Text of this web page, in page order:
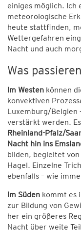
einiges möglich. Ich
meteorologische
heute stattfinden,
Wettergefahren
Nacht und auch
Was
Im Westen können
konvektiven
Luxemburg/Belgien
verstärkt werden.
Rheinland-Pfalz/
Nacht hin ins
bilden, begleitet
Hagel. Einzelne
ebenfalls – wie
Im Süden kommt es
zur Bildung von
her ein größeres
Nacht über weite